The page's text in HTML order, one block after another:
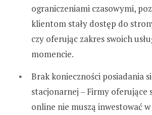
ograniczeniami czasowymi,
klientom stały dostęp do
czy oferując zakres swoich
momencie.
Brak konieczności posiadania
stacjonarnej – Firmy oferujące
online nie muszą inwestować